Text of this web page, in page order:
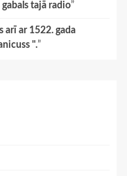
tajā radio”
arī ar 1522. gada
".”